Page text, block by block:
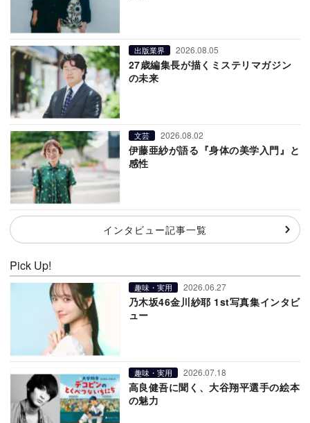
出版業界 2026.08.05
27歳編集長が描くミステリマガジン
の未来
文芸 2026.08.02
伊藤亜紗が語る『身体の美学入門』と
感性
インタビュー記事一覧
Pick Up!
趣味・実用 2026.06.27
乃木坂46金川紗耶 1st写真集インタビ
ュー
趣味・実用 2026.07.18
高良健吾に聞く、大谷翔平選手の絵本
の魅力